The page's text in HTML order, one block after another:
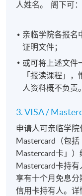
人姓名。 阁下可：
亲临学院各报名
证明文件；
或可将上述文件
「报读课程」
人资料概不负责。
3. VISA /
申请人可亲临学院
Mastercard（包
Mastercard卡」
Mastercard卡持
享有十个月免息
信用卡持有人。详